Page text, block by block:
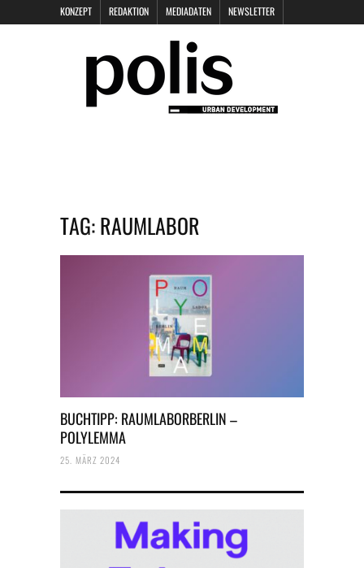
KONZEPT REDAKTION MEDIADATEN NEWSLETTER
DATENSCHUTZ
TAG:RAUMLABOR
BUCHTIPP: RAUMLABORBERLIN –
POLYLEMMA
25. MÄRZ 2024